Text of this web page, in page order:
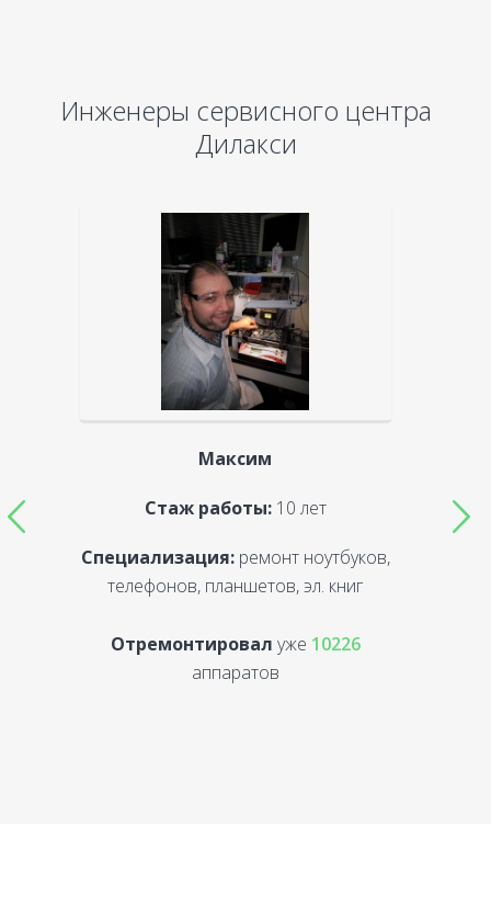
Инженеры сервисного центра
Дилакси
Максим
Стаж работы:10 лет
Специализация:ремонт ноутбуков,
телефонов, планшетов, эл. книг
Отремонтировал уже 10226
аппаратов